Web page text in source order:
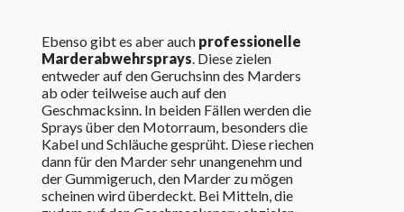
Ebenso gibt es aber auch professionelle
Marderabwehrsprays . Diese zielen
entweder auf den Geruchsinn des Marders
ab oder teilweise auch auf den
Geschmacksinn. In beiden Fällen werden die
Sprays über den Motorraum, besonders die
Kabel und Schläuche gesprüht. Diese riechen
dann für den Marder sehr unangenehm und
der Gummigeruch, den Marder zu mögen
scheinen wird überdeckt. Bei Mitteln, die